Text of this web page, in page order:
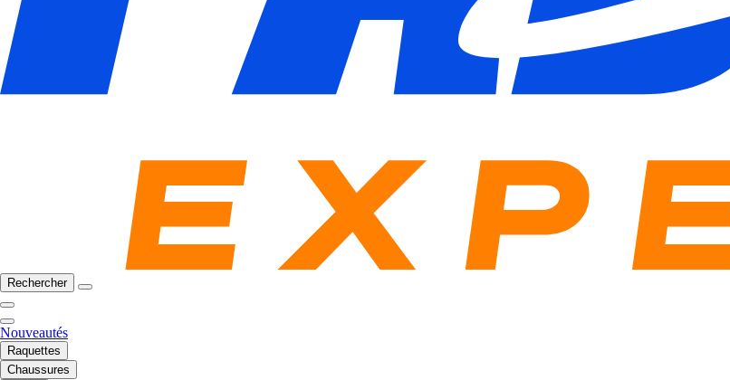
Rechercher
Nouveautés
Raquettes
Chaussures